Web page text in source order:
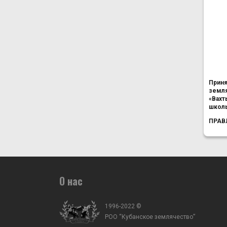
О нас
1996-2022 ©
РОО “Кубанское землячество”